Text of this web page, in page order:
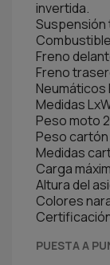
invertida.
Suspensión
Freno
Freno
Neumáticos
Medidas
Peso moto
Peso cartón
Medidas
Carga
Altura del
Colores
PUESTA A